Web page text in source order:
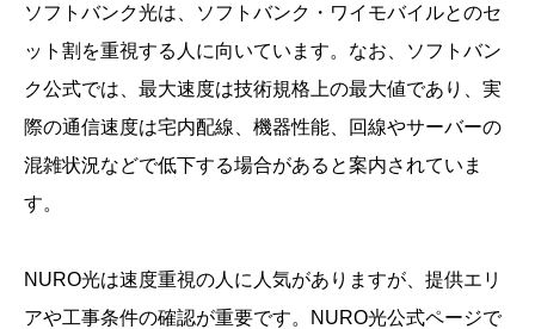
ソフトバンク光は、ソフトバンク・ワイモバイルとのセ
ット割を重視する人に向いています。なお、ソフトバン
ク公式では、最大速度は技術規格上の最大値であり、実
際の通信速度は宅内配線、機器性能、回線やサーバーの
混雑状況などで低下する場合があると案内されていま
す。
NURO光は速度重視の人に人気がありますが、提供エリ
アや工事条件の確認が重要です。NURO光公式ページで